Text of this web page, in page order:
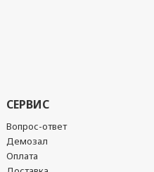
СЕРВИС
Вопрос-ответ
Демозал
Оплата